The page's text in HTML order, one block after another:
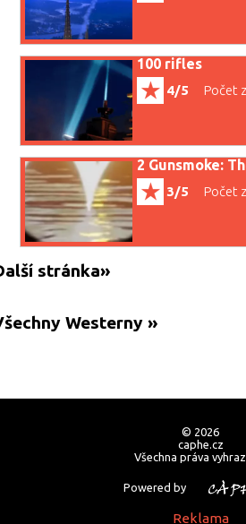
100 rifles
4/5 Počet
2 Gunsmoke:
3/5 Počet
stránka»
Westerny »
© 2026
caphe.cz
Všechna práva
Powered by
Reklama